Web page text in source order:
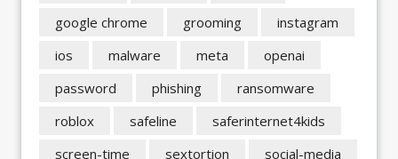
google chrome
grooming
instagram
ios
malware meta
openai
password
phishing
ransomware
roblox
safeline
saferinternet4kids
screen-time
sextortion
social-media